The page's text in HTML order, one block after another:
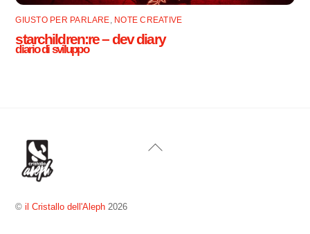
GIUSTO PER PARLARE, NOTE CREATIVE
starchildren:re – dev diary
diario di sviluppo
Back
©il Cristallo dell'Aleph 2026